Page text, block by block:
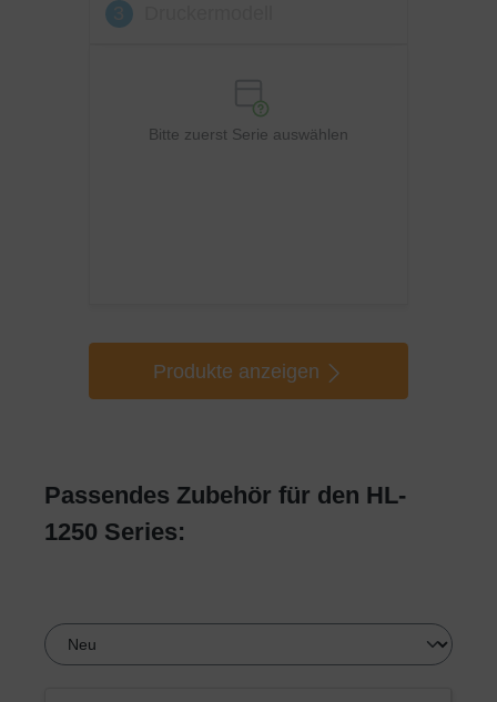
Bitte zuerst Serie auswählen
Produkte anzeigen
Passendes Zubehör für den HL-
1250 Series: